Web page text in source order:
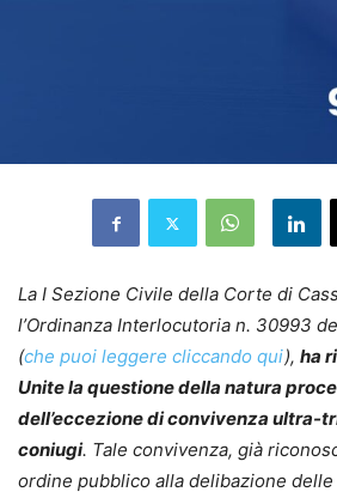
La I Sezione Civile della Corte di
l’Ordinanza Interlocutoria n. 30993
(che puoi leggere cliccando qui), ha
Unite la questione della natura
dell’eccezione di convivenza ultra-
coniugi. Tale convivenza, già
ordine pubblico alla delibazione